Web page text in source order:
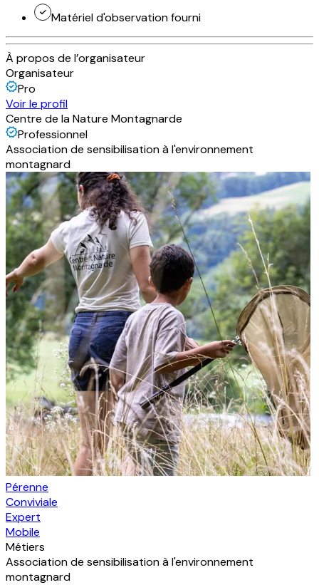
Matériel d'observation fourni
À propos de l’organisateur
Organisateur
Pro
Voir le profil
Centre de la Nature Montagnarde
Professionnel
Association de sensibilisation à l'environnement
montagnard
Pérenne
Conviviale
Expert
Mobile
Métiers
Association de sensibilisation à l'environnement
montagnard